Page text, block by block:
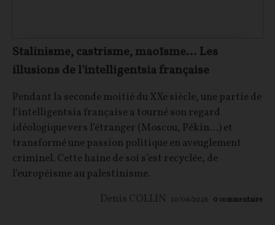
Stalinisme, castrisme, maoïsme… Les
illusions de l'intelligentsia française
Pendant la seconde moitié du XXe siècle, une partie de
l’intelligentsia française a tourné son regard
idéologique vers l’étranger (Moscou, Pékin…) et
transformé une passion politique en aveuglement
criminel. Cette haine de soi s’est recyclée, de
l’européisme au palestinisme.
Denis COLLIN 10/06/2026 0 commentaire